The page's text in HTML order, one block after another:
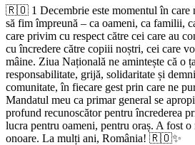
🇷🇴 1 Decembrie este momentul în care
să fim împreună – ca oameni, ca familii,
care privim cu respect către cei care au
cu încredere către copiii noștri, cei care
mâine. Ziua Națională ne amintește că o
responsabilitate, grijă, solidaritate și
comunitate, în fiecare gest prin care ne
Mandatul meu ca primar general se
profund recunoscător pentru încrederea
lucra pentru oameni, pentru oraș. A fost o
onoare. La mulți ani, România! 🇷🇴✨